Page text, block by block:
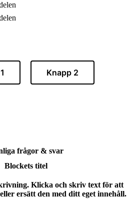
Knapp 2
frågor & svar
Blockets titel
Klicka och skriv text för att
ersätt den med ditt eget innehåll.